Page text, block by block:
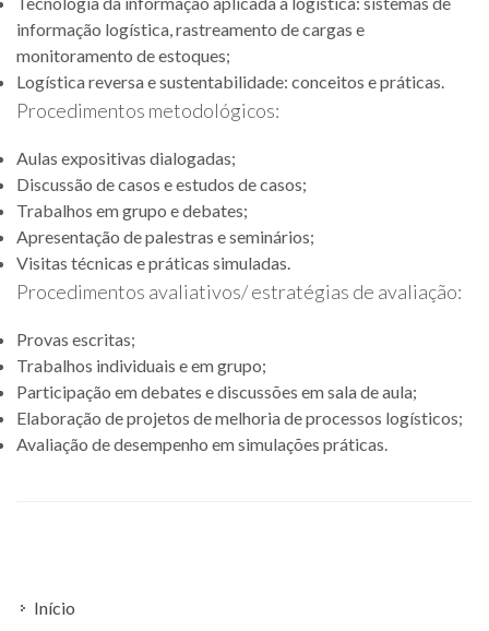
informação logística, rastreamento de cargas e
monitoramento de estoques;
Logística reversa e sustentabilidade: conceitos e práticas.
Procedimentos metodológicos:
Aulas expositivas dialogadas;
Discussão de casos e estudos de casos;
Trabalhos em grupo e debates;
Apresentação de palestras e seminários;
Visitas técnicas e práticas simuladas.
Procedimentos avaliativos/ estratégias de avaliação:
Provas escritas;
Trabalhos individuais e em grupo;
Participação em debates e discussões em sala de aula;
Elaboração de projetos de melhoria de processos logísticos;
Avaliação de desempenho em simulações práticas.
Início